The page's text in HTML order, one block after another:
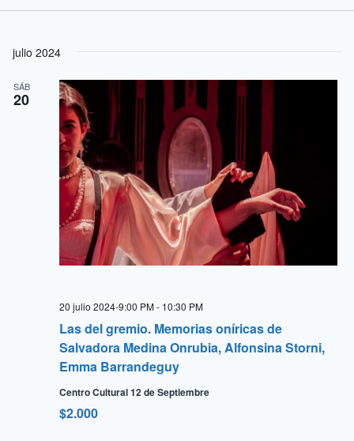
julio 2024
SÁB
20
Las del gremio. Memorias oníricas de
Salvadora Medina Onrubia, Alfonsina Storni,
Emma Barrandeguy
20 julio 2024-9:00 PM- 10:30 PM
Centro Cultural 12 de Septiembre
$2.000